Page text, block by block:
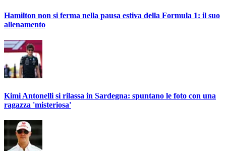
Hamilton non si ferma nella pausa estiva della Formula 1: il suo
allenamento
Kimi Antonelli si rilassa in Sardegna: spuntano le foto con una
ragazza 'misteriosa'